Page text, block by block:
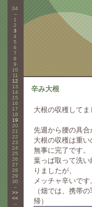
辛み大根
大根の収穫してま
先週から腰の具合
大根の収穫は重い
無事に完了です。
葉っぱ取って洗
りましたが、
メッチャ辛いです
（畑では、携帯
帰）
04
--
1
2
3
4
5
6
7
8
9
10
11
12
13
14
15
16
17
18
19
20
21
22
23
24
25
26
27
28
29
30
--
>>
<<
--